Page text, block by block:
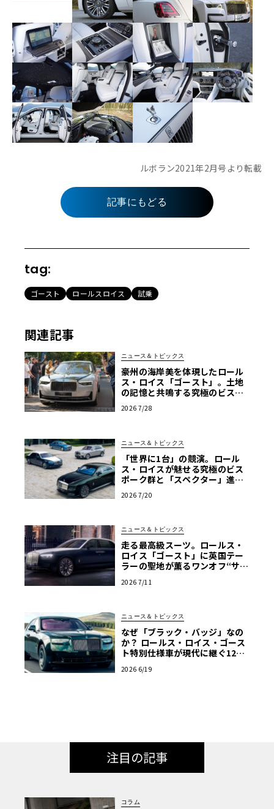
ルボラン2021年2月号より転載
記事にもどる
tag:
ゴースト ロールスロイス 試乗
関連記事
ニュース＆トピックス
豪州の海岸美を体現したロール
ス・ロイス「ゴースト」。土地
の記憶と共鳴する究極のビスポ
2026 7/28
ニュース＆トピックス
「世界に1台」の競演。ロール
ス・ロイスが魅せる究極のビス
ポーク群と「スペクター」進化
2026 7/20
ニュース＆トピックス
走る最高級スーツ。ロールス・
ロイス「ゴースト」に英国テー
ラーの聖地が薫るワンオフ“サヴ
2026 7/11
ニュース＆トピックス
なぜ「ブラック・バッジ」なの
か？ ロールス・ロイス・ゴース
ト特別仕様車が現代に継ぐ120
2026 6/19
注目の記事
コラム